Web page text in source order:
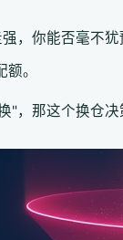
，你能否毫不
。
，那这个换仓决